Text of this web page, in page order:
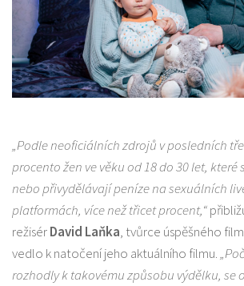
„Podle neoficiálních zdrojů v posledních
procento žen ve věku od 18 do 30 let, které
nebo přivydělávají peníze na sexuálních
platformách, více než třicet procent,“
režisérDavid Laňka, tvůrce úspěšného
vedlo k natočení jeho aktuálního filmu.
rozhodly k takovému způsobu výdělku, se